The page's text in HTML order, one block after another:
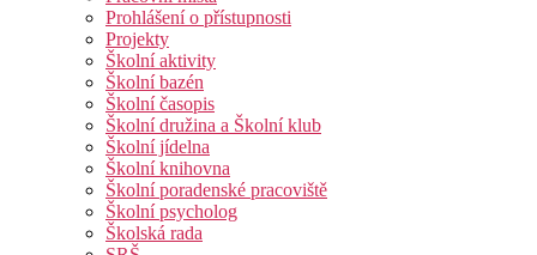
Prohlášení o přístupnosti
Projekty
Školní aktivity
Školní bazén
Školní časopis
Školní družina a Školní klub
Školní jídelna
Školní knihovna
Školní poradenské pracoviště
Školní psycholog
Školská rada